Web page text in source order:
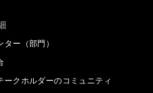
ター（部門）
ークホルダーのコミュニティ